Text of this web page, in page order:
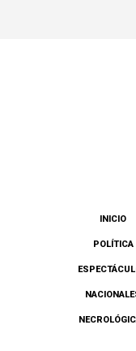
INICIO
POLÍTICA